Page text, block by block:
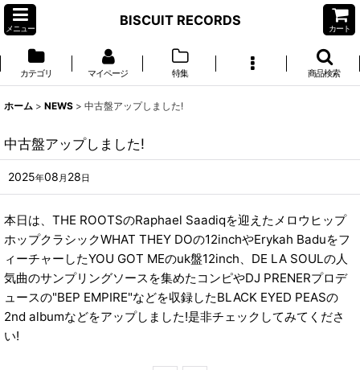
メニュー
BISCUIT RECORDS
カート
カテゴリ マイページ 特集 商品検索
ホーム > NEWS > 中古盤アップしました!
中古盤アップしました!
2025年08 月 28日
本日は、THE ROOTSのRaphael Saadiqを迎えたメロウヒップ
ホップクラシックWHAT THEY DOの12inchやErykah Baduをフ
ィーチャーしたYOU GOT MEのuk盤12inch、DE LA SOULの人
気曲のサンプリングソースを集めたコンピやDJ PRENERプロデ
ュースの"BEP EMPIRE"などを収録したBLACK EYED PEASの
2nd albumなどをアップしました!是非チェックしてみてくださ
い!